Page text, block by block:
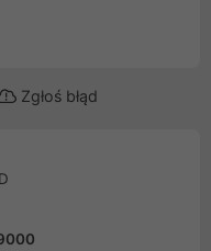
Zgłoś błąd